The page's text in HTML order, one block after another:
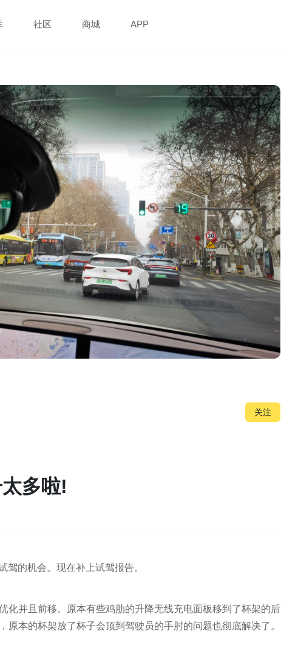
社区 商城 APP
关注
多啦!
的机会。现在补上试驾报告。
化并且前移。原本有些鸡肋的升降无线充电面板移到了杯架的后
本的杯架放了杯子会顶到驾驶员的手肘的问题也彻底解决了。